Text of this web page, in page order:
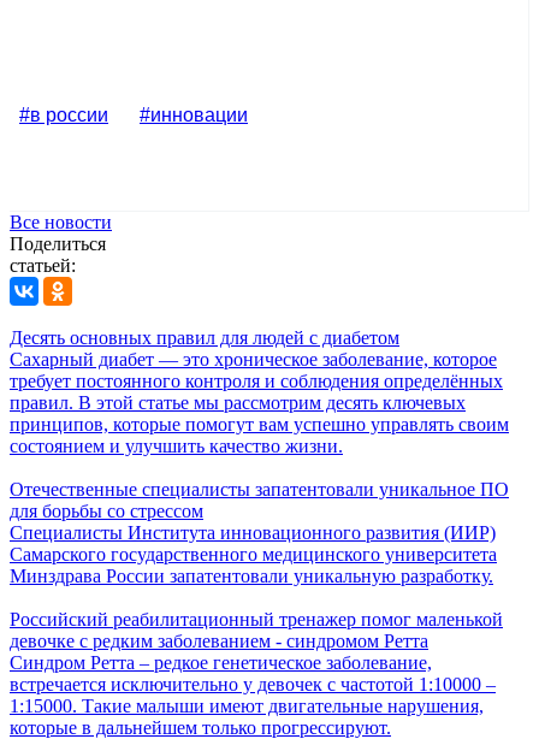
#в россии #инновации
Все новости
Поделиться
статьей:
Десять основных правил для людей с диабетом
Сахарный диабет — это хроническое заболевание, которое
требует постоянного контроля и соблюдения определённых
правил. В этой статье мы рассмотрим десять ключевых
принципов, которые помогут вам успешно управлять своим
состоянием и улучшить качество жизни.
Отечественные специалисты запатентовали уникальное ПО
для борьбы со стрессом
Специалисты Института инновационного развития (ИИР)
Самарского государственного медицинского университета
Минздрава России запатентовали уникальную разработку.
Российский реабилитационный тренажер помог маленькой
девочке с редким заболеванием - синдромом Ретта
Синдром Ретта – редкое генетическое заболевание,
встречается исключительно у девочек с частотой 1:10000 –
1:15000. Такие малыши имеют двигательные нарушения,
которые в дальнейшем только прогрессируют.